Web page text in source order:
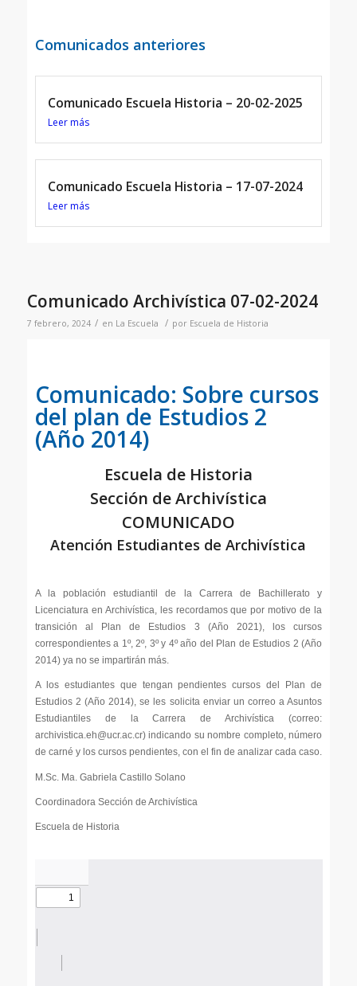
Comunicados anteriores
Comunicado Escuela Historia – 20-02-2025
Leer más
Comunicado Escuela Historia – 17-07-2024
Leer más
Comunicado Archivística 07-02-2024
7 febrero, 2024 / en La Escuela / por Escuela de Historia
Comunicado: Sobre cursos
del plan de Estudios 2
(Año 2014)
Escuela de Historia
Sección de Archivística
COMUNICADO
Atención Estudiantes de Archivística
A la población estudiantil de la Carrera de Bachillerato y
Licenciatura en Archivística, les recordamos que por motivo de la
transición al Plan de Estudios 3 (Año 2021), los cursos
correspondientes a 1º, 2º, 3º y 4º año del Plan de Estudios 2 (Año
2014) ya no se impartirán más.
A los estudiantes que tengan pendientes cursos del Plan de
Estudios 2 (Año 2014), se les solicita enviar un correo a Asuntos
Estudiantiles de la Carrera de Archivística (correo:
archivistica.eh@ucr.ac.cr) indicando su nombre completo, número
de carné y los cursos pendientes, con el fin de analizar cada caso.
M.Sc. Ma. Gabriela Castillo Solano
Coordinadora Sección de Archivística
Escuela de Historia